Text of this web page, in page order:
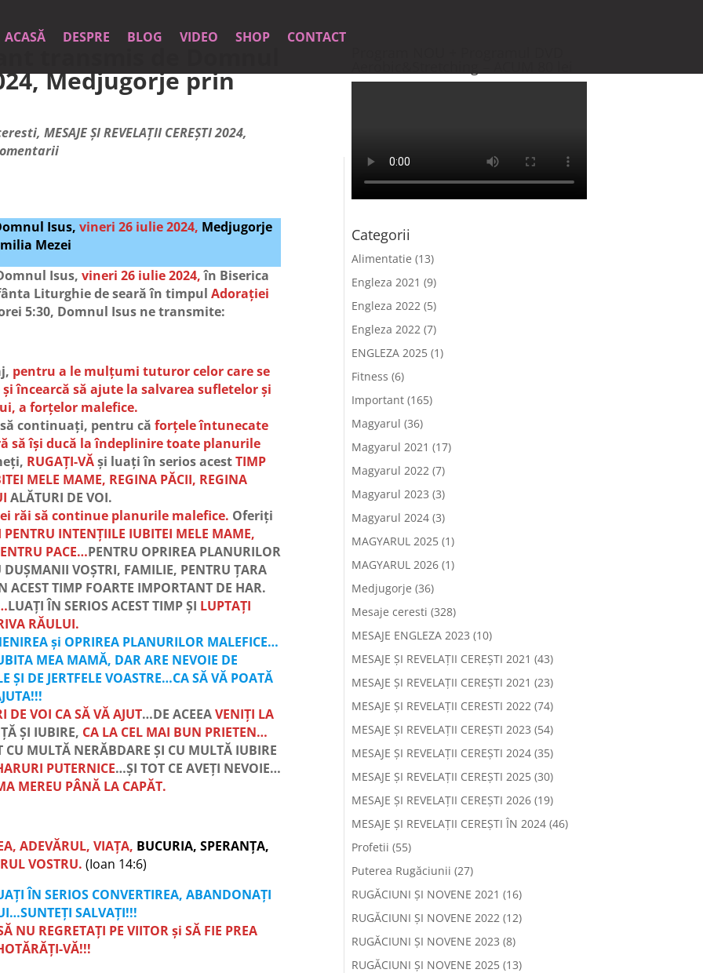
ACASĂ DESPRE BLOG VIDEO SHOP CONTACT
Medjugorje prin
,MESAJE ȘI REVELAȚII CEREȘTI 2024,
Isus, vineri 26 iulie 2024, Medjugorje
Mezei
Isus, vineri 26 iulie 2024,în Biserica
Liturghie de seară în timpul Adorației
5:30, Domnul Isus ne transmite:
pentru a le mulțumi tuturor celor care se
încearcă să ajute la salvarea sufletelor și
a forțelor malefice.
continuați, pentru căforțele întunecate
să își ducă la îndeplinire toate planurile
RUGAȚI-VĂși luați în serios acestTIMP
MELE MAME, REGINA PĂCII, REGINA
ALĂTURI DE VOI.
răi să continue planurile malefice. Oferiți
PENTRU INTENȚIILE IUBITEI MELE MAME,
PACE…PENTRU OPRIREA PLANURILOR
DUȘMANII VOȘTRI, FAMILIE, PENTRU ȚARA
ACEST TIMP FOARTE IMPORTANT DE HAR.
LUAȚI ÎN SERIOS ACEST TIMP ȘI LUPTAȚI
RĂULUI.
și OPRIREA PLANURILOR MALEFICE…
MEA MAMĂ, DAR ARE NEVOIE DE
ȘI DE JERTFELE VOASTRE…CA SĂ VĂ POATĂ
DE VOI CA SĂ VĂ AJUT…DE ACEEAVENIȚI LA
ȘI IUBIRE, CA LA CEL MAI BUN PRIETEN…
CU MULTĂ NERĂBDARE ȘI CU MULTĂ IUBIRE
PUTERNICE…ȘI TOT CE AVEȚI NEVOIE…
MEREU PÂNĂ LA CAPĂT.
ADEVĂRUL, VIAȚA, BUCURIA, SPERANȚA,
VOSTRU. (Ioan 14:6)
ÎN SERIOS CONVERTIREA, ABANDONAȚI
SALVAȚI!!!
NU REGRETAȚI PE VIITOR și SĂ FIE PREA
VĂ!!!
Categorii
Alimentatie (13)
Engleza 2021 (9)
Engleza 2022(5)
Engleza 2022(7)
ENGLEZA 2025(1)
Fitness (6)
Important(165)
Magyarul (36)
Magyarul 2021 (17)
Magyarul 2022(7)
Magyarul 2023 (3)
Magyarul 2024(3)
MAGYARUL 2025(1)
MAGYARUL 2026(1)
Medjugorje (36)
Mesaje ceresti (328)
MESAJE ENGLEZA 2023 (10)
MESAJE ȘI REVELAȚII CEREȘTI 2021 (43)
MESAJE ȘI REVELAȚII CEREȘTI 2021 (23)
MESAJE ȘI REVELAȚII CERESTI 2022(74)
MESAJE ȘI REVELAȚII CEREȘTI 2023 (54)
MESAJE ȘI REVELAȚII CEREȘTI 2024(35)
MESAJE ȘI REVELAȚII CEREȘTI 2025(30)
MESAJE ȘI REVELAȚII CEREȘTI 2026(19)
MESAJE ȘI REVELAȚII CEREȘTI ÎN 2024(46)
Profetii (55)
Puterea Rugăciunii (27)
RUGĂCIUNI ȘI NOVENE 2021 (16)
RUGĂCIUNI ȘI NOVENE 2022(12)
RUGĂCIUNI ȘI NOVENE 2023 (8)
RUGĂCIUNI ȘI NOVENE 2025(13)